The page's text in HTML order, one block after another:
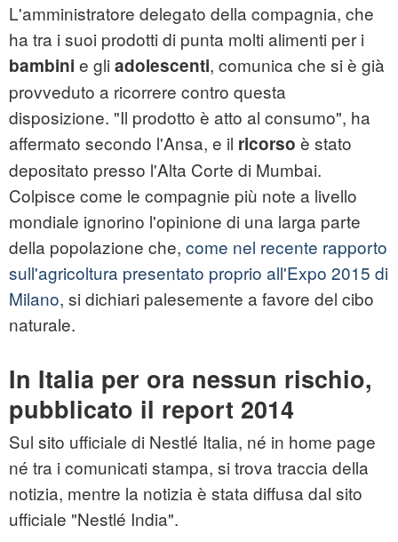
L'amministratore delegato della compagnia, che
ha tra i suoi prodotti di punta molti alimenti per i
bambini e gli adolescenti, comunica che si è già
provveduto a ricorrere contro questa
disposizione. "Il prodotto è atto al consumo", ha
affermato secondo l'Ansa, e il ricorso è stato
depositato presso l'Alta Corte di Mumbai.
Colpisce come le compagnie più note a livello
mondiale ignorino l'opinione di una larga parte
della popolazione che, come nel recente rapporto
sull'agricoltura presentato proprio all'Expo 2015 di
Milano, si dichiari palesemente a favore del cibo
naturale.
In Italia per ora nessun rischio,
pubblicato il report 2014
Sul sito ufficiale di Nestlé Italia, né in home page
né tra i comunicati stampa, si trova traccia della
notizia, mentre la notizia è stata diffusa dal sito
ufficiale "Nestlé India".